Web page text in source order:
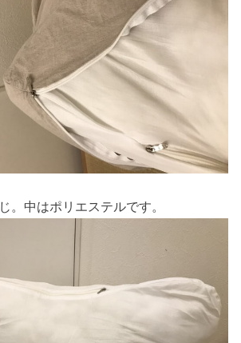
。中はポリエステルです。